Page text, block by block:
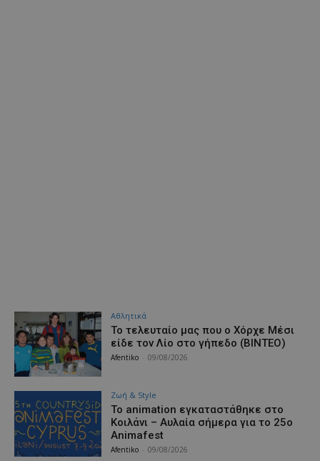
Αθλητικά
Το τελευταίο μας που ο Χόρχε Μέσι
είδε τον Λίο στο γήπεδο (ΒΙΝΤΕΟ)
Afentiko 09/08/2026
Ζωή & Style
Το animation εγκαταστάθηκε στο
Κοιλάνι – Αυλαία σήμερα για το 25ο
Animafest
Afentiko 09/08/2026